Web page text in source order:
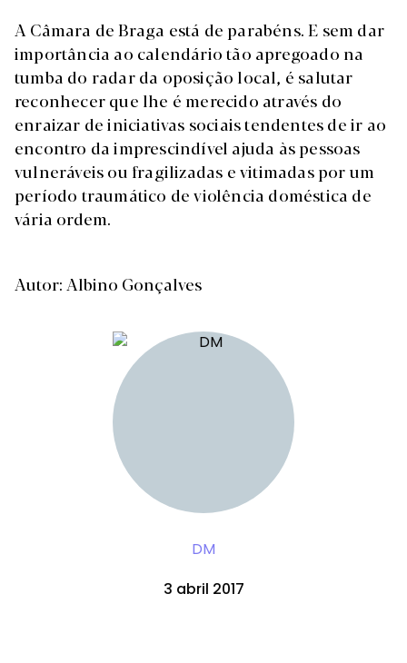
A Câmara de Braga está de parabéns. E sem dar
importância ao calendário tão apregoado na
tumba do radar da oposição local, é salutar
reconhecer que lhe é merecido através do
enraizar de iniciativas sociais tendentes de ir ao
encontro da imprescindível ajuda às pessoas
vulneráveis ou fragilizadas e vitimadas por um
período traumático de violência doméstica de
vária ordem.
Autor: Albino Gonçalves
DM
3 abril 2017